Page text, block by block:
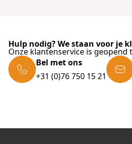
Hulp nodig? We staan voor je
Onze klantenservice is geopend
Bel met ons
+31 (0)76 750 15 21